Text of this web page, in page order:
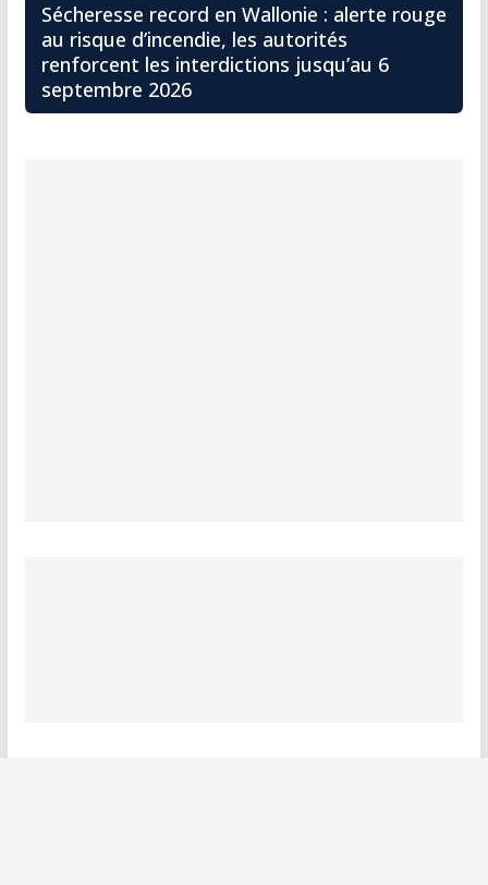
Sécheresse record en Wallonie : alerte rouge
au risque d’incendie, les autorités
renforcent les interdictions jusqu’au 6
septembre 2026